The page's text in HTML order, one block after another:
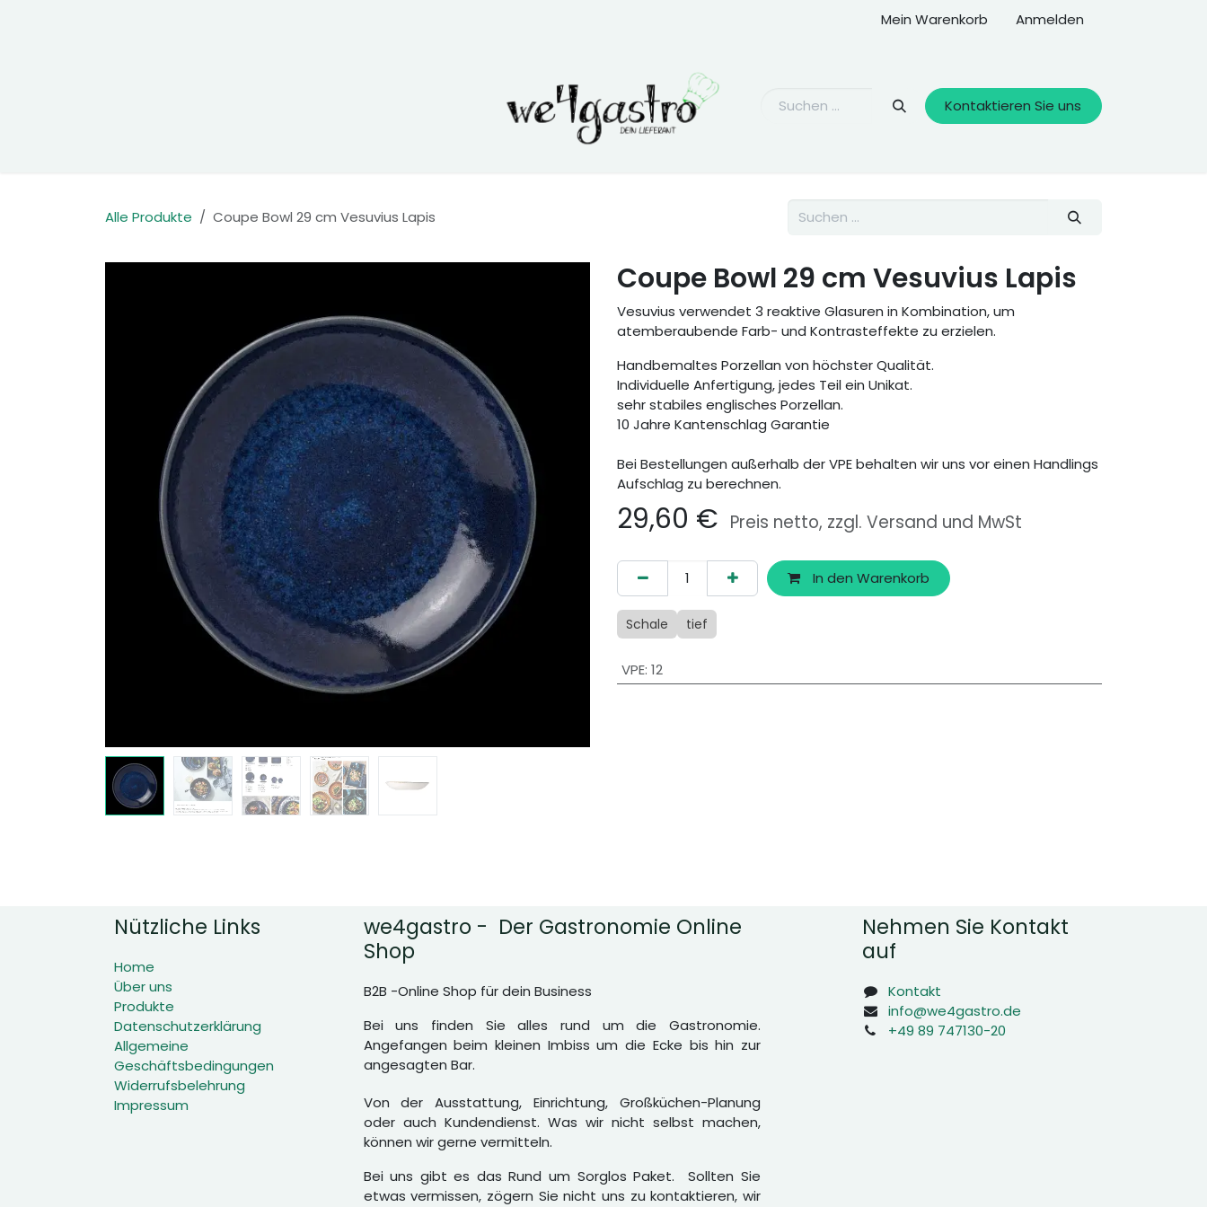
Mein Warenkorb Anmelden
Kontaktieren Sie uns
Alle Produkte Coupe Bowl 29 cm Vesuvius Lapis
Coupe Bowl 29 cm Vesuvius Lapis
Vesuvius verwendet 3 reaktive Glasuren in Kombination, um
atemberaubende Farb- und Kontrasteffekte zu erzielen.
Handbemaltes Porzellan von höchster Qualität.
Individuelle Anfertigung, jedes Teil ein Unikat.
sehr stabiles englisches Porzellan.
10 Jahre Kantenschlag Garantie
Bei Bestellungen außerhalb der VPE behalten wir uns vor einen Handlings
Aufschlag zu berechnen.
29,60 € Preis netto, zzgl. Versand und MwSt
In den Warenkorb
Schale tief
VPE: 12
Nützliche Links
Home
Über uns
Produkte
Datenschutzerklärung
Allgemeine
Geschäftsbedingungen
Widerrufsbelehrung
Impressum
we4gastro - Der Gastronomie Online
Shop
B2B -Online Shop für dein Business
Bei uns finden Sie alles rund um die Gastronomie.
Angefangen beim kleinen Imbiss um die Ecke bis hin zur
angesagten Bar.
Von der Ausstattung, Einrichtung, Großküchen-Planung
oder auch Kundendienst. Was wir nicht selbst machen,
können wir gerne vermitteln.
Bei uns gibt es das Rund um Sorglos Paket. Sollten Sie
etwas vermissen, zögern Sie nicht uns zu kontaktieren, wir
Nehmen Sie Kontakt
auf
Kontakt
info@we4gastro.de
+49 89 747130-20